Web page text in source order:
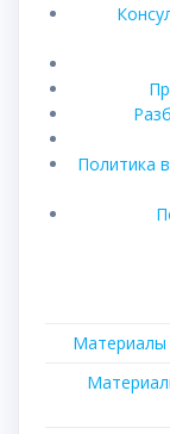
Политика
Материалы